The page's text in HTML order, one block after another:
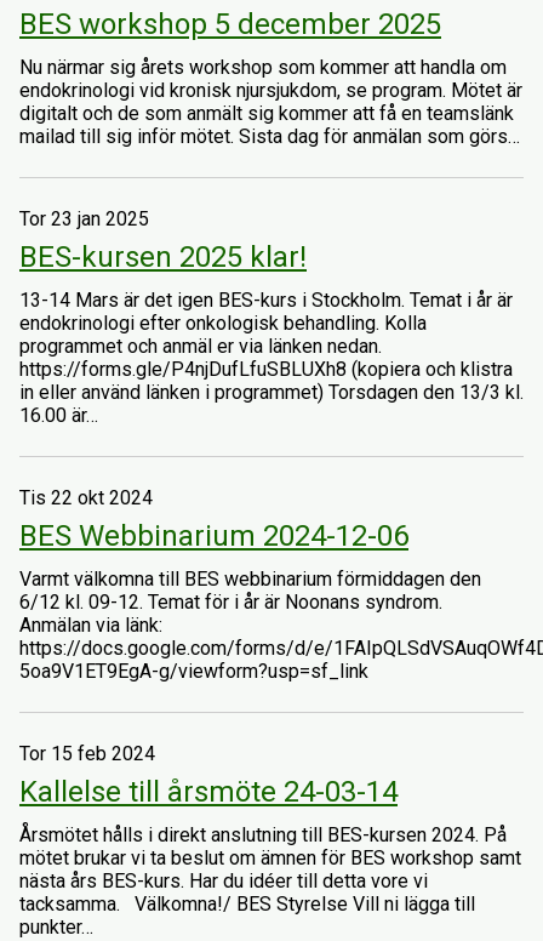
BES workshop 5 december 2025
Nu närmar sig årets workshop som kommer att handla om
endokrinologi vid kronisk njursjukdom, se program. Mötet är
digitalt och de som anmält sig kommer att få en teamslänk
mailad till sig inför mötet. Sista dag för anmälan som görs…
Tor 23 jan 2025
BES-kursen 2025 klar!
13-14 Mars är det igen BES-kurs i Stockholm. Temat i år är
endokrinologi efter onkologisk behandling. Kolla
programmet och anmäl er via länken nedan.
https://forms.gle/P4njDufLfuSBLUXh8 (kopiera och klistra
in eller använd länken i programmet) Torsdagen den 13/3 kl.
16.00 är…
Tis 22 okt 2024
BES Webbinarium 2024-12-06
Varmt välkomna till BES webbinarium förmiddagen den
6/12 kl. 09-12. Temat för i år är Noonans syndrom.
Anmälan via länk:
https://docs.google.com/forms/d/e/
5oa9V1ET9EgA-g/viewform?usp=sf_link
Tor 15 feb 2024
Kallelse till årsmöte 24-03-14
Årsmötet hålls i direkt anslutning till BES-kursen 2024. På
mötet brukar vi ta beslut om ämnen för BES workshop samt
nästa års BES-kurs. Har du idéer till detta vore vi
tacksamma. Välkomna!/ BES Styrelse Vill ni lägga till
punkter…